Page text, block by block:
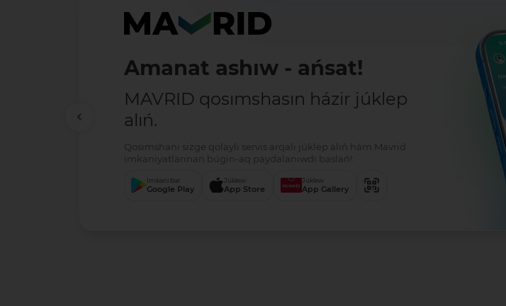
Amanat ashıw - ańsat!
MAVRID qosımshasın házir júklep
alıń.
Qosımshanı sizge qolaylı servis arqalı júklep alıń hám Mavrid
imkaniyatlarınan búgin-aq paydalanıwdı baslań!:
Imkani bar
Google Play
Júklew
App Store
Júklew
App Gallery